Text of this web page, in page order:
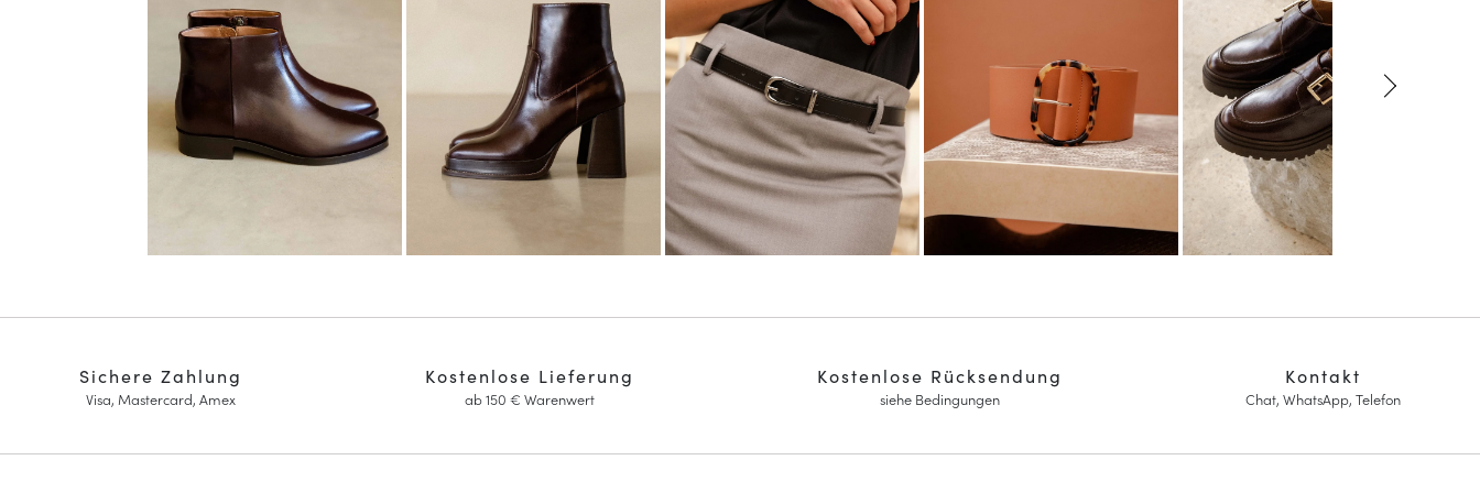
Kostenlose Lieferung
ab 150 € Warenwert
Kostenlose Rücksendung
siehe Bedingungen
Sichere Zahlung
Visa, Mastercard, Amex
Kontakt
Chat, WhatsApp, Telefon